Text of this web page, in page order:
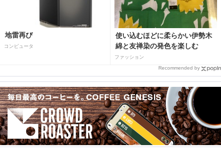
地雷再び
コンピュータ
使い込むほどに柔らかい伊勢木
綿と友禅染の発色を楽しむ
ファッション
Recommended by